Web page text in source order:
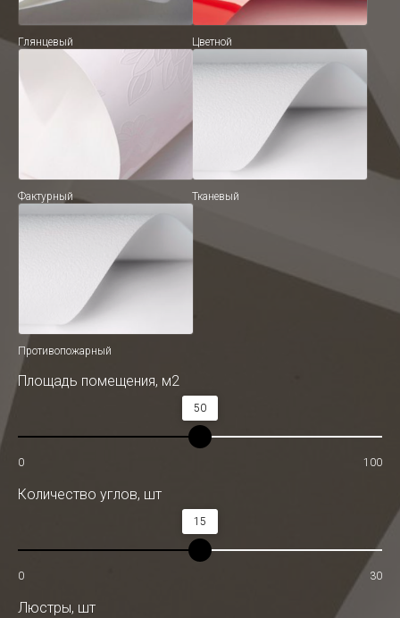
Глянцевый Цветной
Фактурный Тканевый
Противопожарный
Площадь помещения, м2
50
0 100
Количество углов, шт
15
0 30
Люстры, шт